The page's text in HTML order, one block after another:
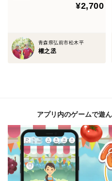
¥2,700
青森県弘前市松木平
權之丞
アプリ内のゲームで遊